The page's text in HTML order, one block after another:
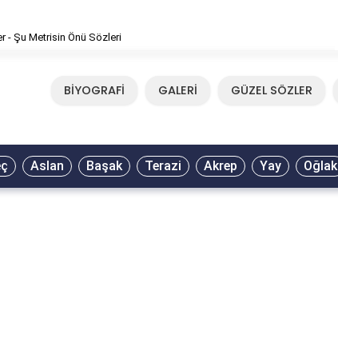
- Tavla Sözleri
BİYOGRAFİ GALERİ GÜZEL SÖZLER
Aslan Başak Terazi Akrep Yay Oğlak